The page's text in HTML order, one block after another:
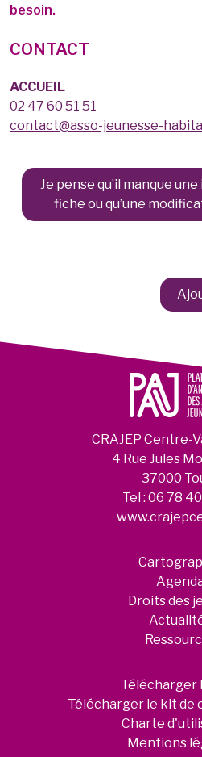
besoin.
CONTACT
ACCUEIL
02 47 60 51 51
contact@asso-jeunesse-
Je pense qu’il manque
fiche ou qu’une
CRAJEP Centre-
4 Rue Jules
37000
Tel : 06 78
Droits des
Télécharger
Télécharger le kit de
Charte
Mentions